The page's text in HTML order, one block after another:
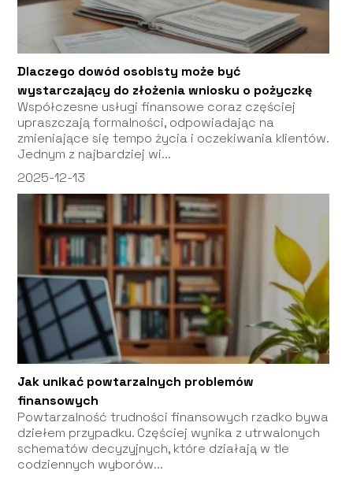
Dlaczego dowód osobisty może być
wystarczający do złożenia wniosku o pożyczkę
Współczesne usługi finansowe coraz częściej
upraszczają formalności, odpowiadając na
zmieniające się tempo życia i oczekiwania klientów.
Jednym z najbardziej wi...
2025-12-13
Jak unikać powtarzalnych problemów
finansowych
Powtarzalność trudności finansowych rzadko bywa
dziełem przypadku. Częściej wynika z utrwalonych
schematów decyzyjnych, które działają w tle
codziennych wyborów...